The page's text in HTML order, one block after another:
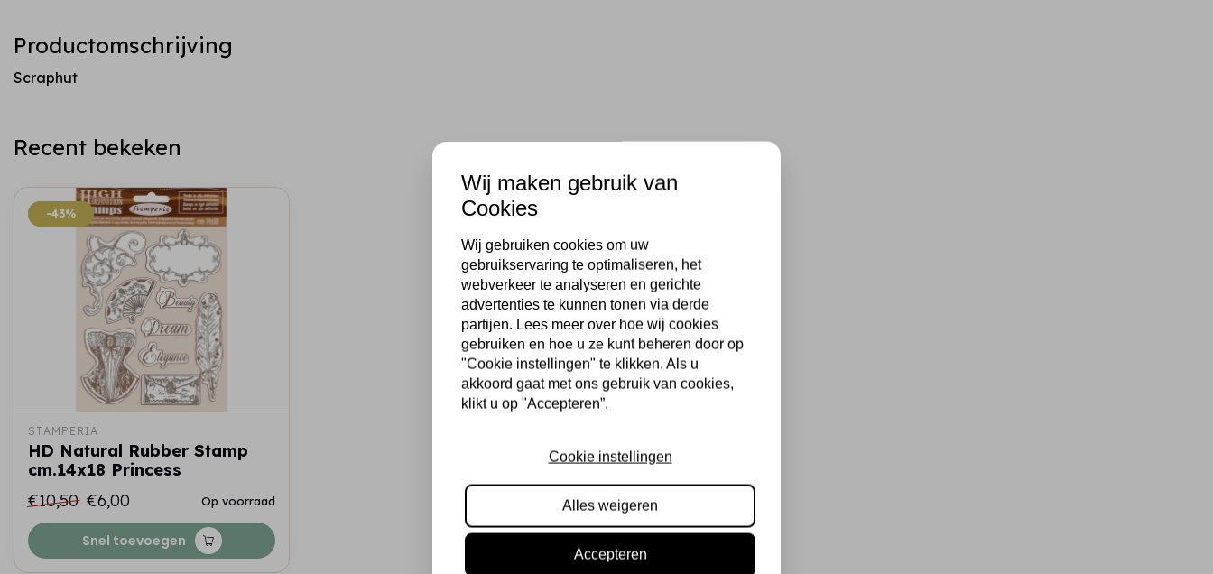
Productomschrijving
Scraphut
Recent bekeken
-43%
-43%
STAMPERIA
HD Natural Rubber Stamp
cm.14x18 Princess
€10,50 €6,00 Op voorraad
Snel toevoegen
Wij maken gebruik van
Cookies
Wij gebruiken cookies om uw
gebruikservaring te optimaliseren, het
webverkeer te analyseren en gerichte
advertenties te kunnen tonen via derde
partijen. Lees meer over hoe wij cookies
gebruiken en hoe u ze kunt beheren door op
"Cookie instellingen" te klikken. Als u
akkoord gaat met ons gebruik van cookies,
klikt u op "Accepteren”.
Cookie instellingen
Alles weigeren
Accepteren